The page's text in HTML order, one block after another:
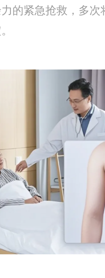
的紧急抢救，多